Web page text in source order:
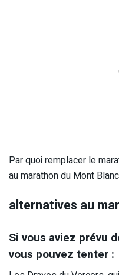
Par quoi remplacer le
au marathon du Mont
alternatives au
Si vous aviez prévu
vous pouvez tenter :